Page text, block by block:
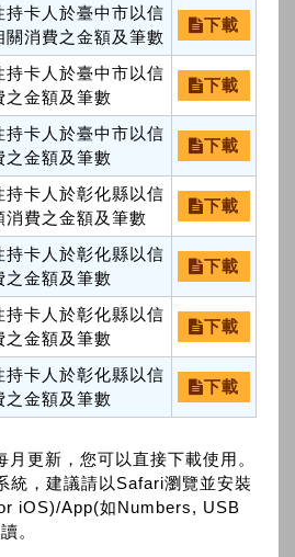
卡人於臺中市以信
關消費之金額及筆數
下載
卡人於臺中市以信
之金額及筆數
下載
卡人於臺中市以信
之金額及筆數
下載
卡人於彰化縣以信
消費之金額及筆數
下載
卡人於彰化縣以信
之金額及筆數
下載
卡人於彰化縣以信
之金額及筆數
下載
卡人於彰化縣以信
之金額及筆數
下載
更新，您可以直接下載使用。
統，建議請以Safari瀏覽並安裝
iOS)/App(如Numbers, USB
。